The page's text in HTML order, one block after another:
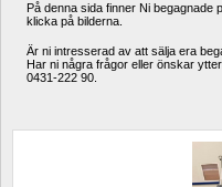
På denna sida finner Ni begagnade
klicka på bilderna.
Är ni intresserad av att sälja era
Har ni några frågor eller önskar
0431-222 90.